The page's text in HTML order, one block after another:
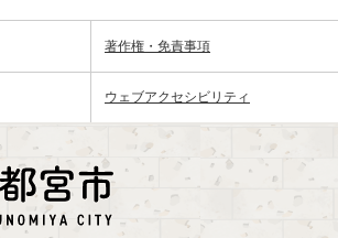
著作権・免責事項
ウェブアクセシビリティ